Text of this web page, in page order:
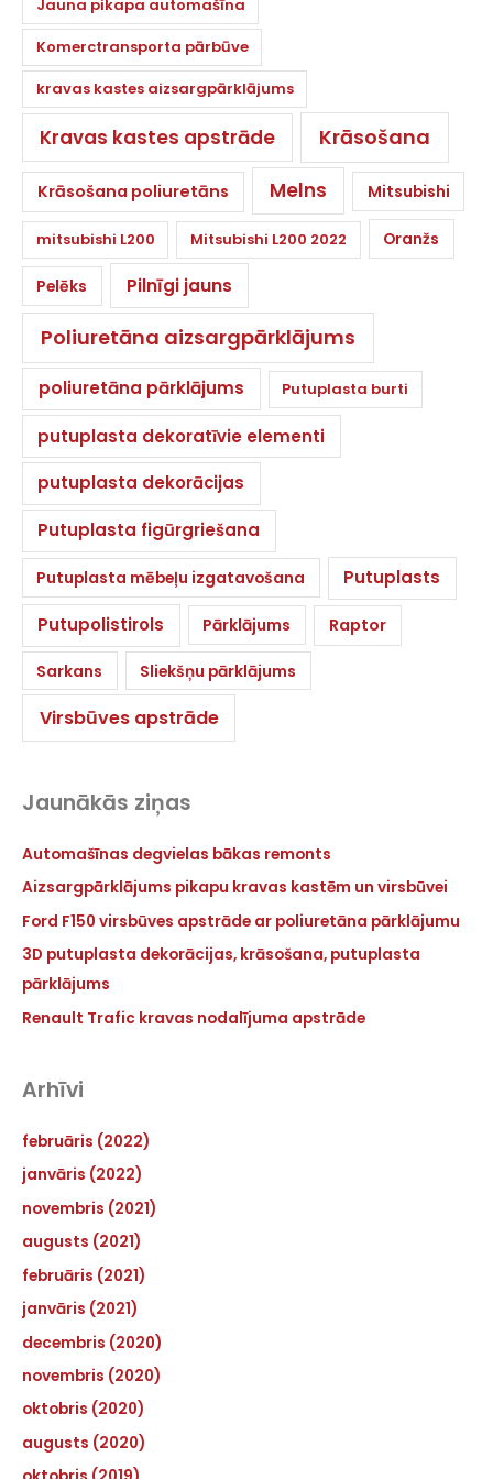
Jauna pikapa automašīna
Komerctransporta pārbūve
kravas kastes aizsargpārklājums
Kravas kastes apstrāde Krāsošana
Krāsošana poliuretāns Melns Mitsubishi
mitsubishi L200 Mitsubishi L200 2022 Oranžs
Pelēks Pilnīgi jauns
Poliuretāna aizsargpārklājums
poliuretāna pārklājums Putuplasta burti
putuplasta dekoratīvie elementi
putuplasta dekorācijas
Putuplasta figūrgriešana
Putuplasta mēbeļu izgatavošana Putuplasts
Putupolistirols Pārklājums Raptor
Sarkans Sliekšņu pārklājums
Virsbūves apstrāde
Jaunākās ziņas
Automašīnas degvielas bākas remonts
Aizsargpārklājums pikapu kravas kastēm un virsbūvei
Ford F150 virsbūves apstrāde ar poliuretāna pārklājumu
3D putuplasta dekorācijas, krāsošana, putuplasta
pārklājums
Renault Trafic kravas nodalījuma apstrāde
Arhīvi
februāris (2022)
janvāris (2022)
novembris (2021)
augusts (2021)
februāris (2021)
janvāris (2021)
decembris (2020)
novembris (2020)
oktobris (2020)
augusts (2020)